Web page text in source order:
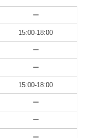
ー
15:00-18:00
ー
ー
15:00-18:00
ー
ー